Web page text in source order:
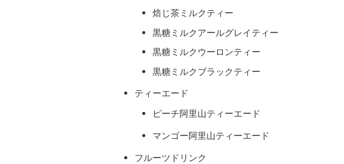
焙じ茶ミルクティー
黒糖ミルクアールグレイティー
黒糖ミルクウーロンティー
黒糖ミルクブラックティー
ティーエード
ピーチ阿里山ティーエード
マンゴー阿里山ティーエード
フルーツドリンク